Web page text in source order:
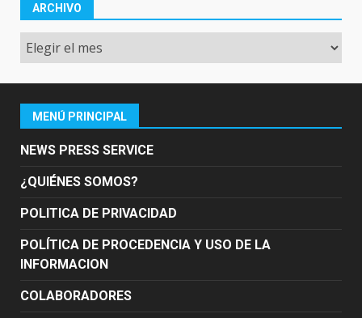
ARCHIVO
Archivo
MENÚ PRINCIPAL
NEWS PRESS SERVICE
¿QUIÉNES SOMOS?
POLITICA DE PRIVACIDAD
POLÍTICA DE PROCEDENCIA Y USO DE LA
INFORMACION
COLABORADORES